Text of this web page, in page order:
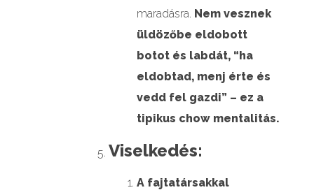
maradásra. Nem vesznek
üldözőbe eldobott
botot és labdát, “ha
eldobtad, menj érte és
vedd fel gazdi” – ez a
tipikus chow mentalitás.
Viselkedés:
A fajtatársakkal